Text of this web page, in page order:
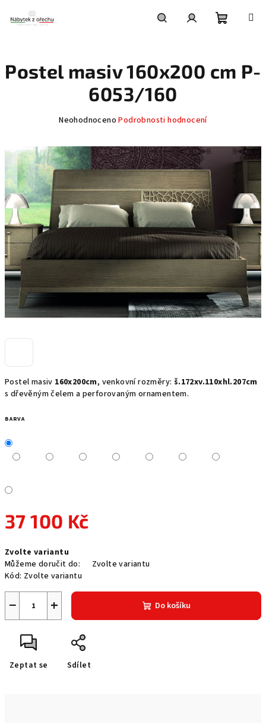
obsah
košík
Postel masiv 160x200cm, venkovní rozměry: š.172xv.110xhl.207cm
s dřevěným čelem a perforovaným ornamentem.
BARVA
37 100 Kč
cena:
Zvolte variantu
Můžeme doručit do:
Zvolte variantu
Kód: Zvolte variantu
+
− Do košíku
Zeptat se Sdílet
Postel masiv 160x200 cm P-
6053/160
Průměrné
produktu
je
0,0
5
hvězdiček.
Neohodnoceno Podrobnosti hodnocení